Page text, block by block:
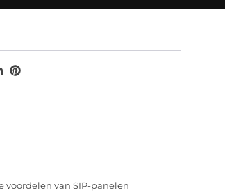
voordelen van SIP-panelen